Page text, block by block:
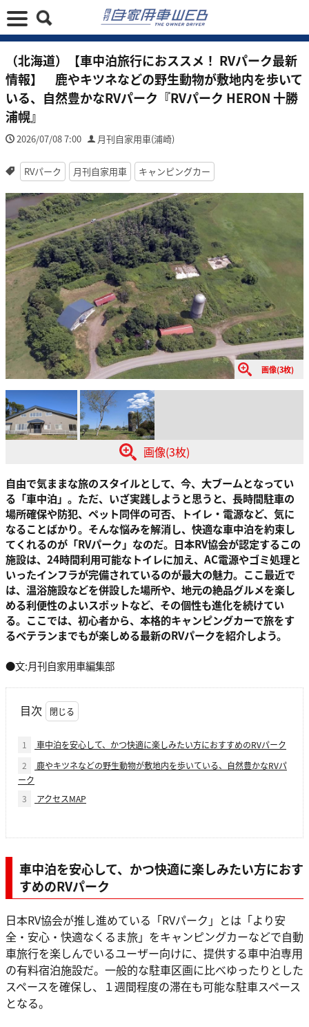
（北海道）【車中泊旅行におススメ！ RVパーク最新
情報】 鹿やキツネなどの野生動物が敷地内を歩いて
いる、自然豊かなRVパーク『RVパーク HERON 十勝
浦幌』
2026/07/08 7:00 月刊自家用車(浦崎)
RVパーク 月刊自家用車 キャンピングカー
画像(3枚)
画像(3枚)
自由で気ままな旅のスタイルとして、今、大ブームとなってい
る「車中泊」。ただ、いざ実践しようと思うと、長時間駐車の
場所確保や防犯、ペット同伴の可否、トイレ・電源など、気に
なることばかり。そんな悩みを解消し、快適な車中泊を約束し
てくれるのが「RVパーク」なのだ。日本RV協会が認定するこの
施設は、24時間利用可能なトイレに加え、AC電源やゴミ処理と
いったインフラが完備されているのが最大の魅力。ここ最近で
は、温浴施設などを併設した場所や、地元の絶品グルメを楽し
める利便性のよいスポットなど、その個性も進化を続けてい
る。ここでは、初心者から、本格的キャンピングカーで旅をす
るベテランまでもが楽しめる最新のRVパークを紹介しよう。
●文:月刊自家用車編集部
目次
1
車中泊を安心して、かつ快適に楽しみたい方におすすめのRVパーク
2
鹿やキツネなどの野生動物が敷地内を歩いている、自然豊かなRVパ
ーク
3
アクセスMAP
車中泊を安心して、かつ快適に楽しみたい方におす
すめのRVパーク
日本RV協会が推し進めている「RVパーク」とは「より安
全・安心・快適なくるま旅」をキャンピングカーなどで自動
車旅行を楽しんでいるユーザー向けに、提供する車中泊専用
の有料宿泊施設だ。一般的な駐車区画に比べゆったりとした
スペースを確保し、１週間程度の滞在も可能な駐車スペース
となる。